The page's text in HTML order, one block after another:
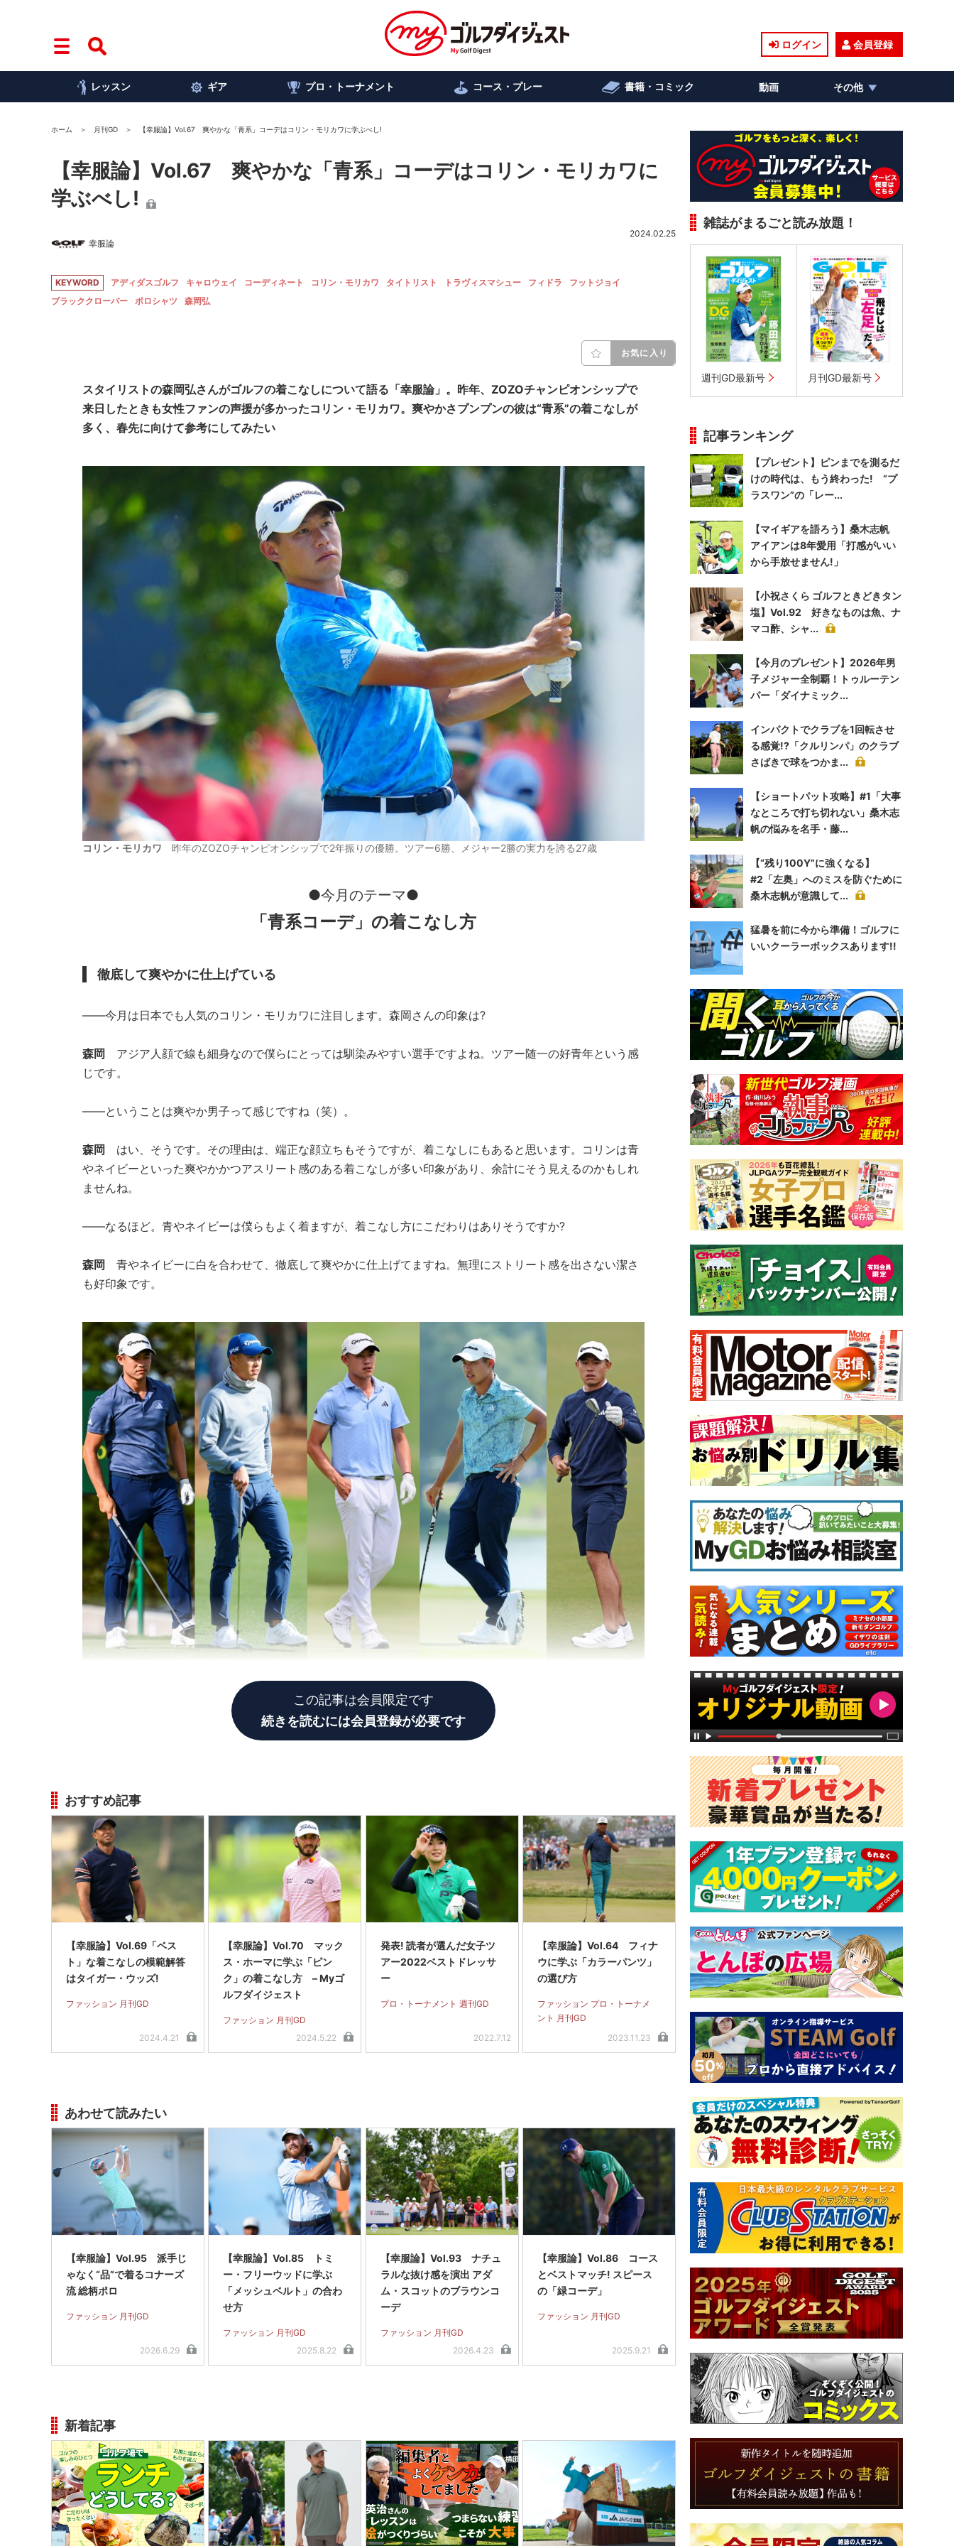
ログイン 会員登録
レッスン ギア プロ・トーナメント コース・プレー 書籍・コミック 動画 その他
ホーム 月刊GD 【幸服論】Vol.67 爽やかな「青系」コーデはコリン・モリカワに学ぶべし!
【幸服論】Vol.67 爽やかな「青系」コーデはコリン・モリカワに
学ぶべし!
幸服論
2024.02.25
KEYWORD アディダスゴルフ キャロウェイ コーディネート コリン・モリカワ タイトリスト トラヴィスマシュー フィドラ
フットジョイ
ブラッククローバー
ポロシャツ 森岡弘
お気に入り
スタイリストの森岡弘さんがゴルフの着こなしについて語る「幸服論」。昨年、ZOZOチャンピオンシップで
来日したときも女性ファンの声援が多かったコリン・モリカワ。爽やかさプンプンの彼は“青系”の着こなしが
多く、春先に向けて参考にしてみたい
コリン・モリカワ 昨年のZOZOチャンピオンシップで2年振りの優勝。ツアー6勝、メジャー2勝の実力を誇る27歳
●今月のテーマ●
「青系コーデ」の着こなし方
徹底して爽やかに仕上げている
――今月は日本でも人気のコリン・モリカワに注目します。森岡さんの印象は?
森岡 アジア人顔で線も細身なので僕らにとっては馴染みやすい選手ですよね。ツアー随一の好青年という感
じです。
――ということは爽やか男子って感じですね（笑）。
森岡 はい、そうです。その理由は、端正な顔立ちもそうですが、着こなしにもあると思います。コリンは青
やネイビーといった爽やかかつアスリート感のある着こなしが多い印象があり、余計にそう見えるのかもしれ
ませんね。
――なるほど。青やネイビーは僕らもよく着ますが、着こなし方にこだわりはありそうですか?
森岡 青やネイビーに白を合わせて、徹底して爽やかに仕上げてますね。無理にストリート感を出さない潔さ
も好印象です。
この記事は会員限定です
続きを読むには会員登録が必要です
おすすめ記事
【幸服論】Vol.69「ベス
ト」な着こなしの模範解答
はタイガー・ウッズ!
ファッション 月刊GD
2024.4.21
【幸服論】Vol.70 マック
ス・ホーマに学ぶ「ピン
ク」の着こなし方 – Myゴ
ルフダイジェスト
ファッション 月刊GD
2024.5.22
発表! 読者が選んだ女子ツ
アー2022ベストドレッサ
ー
プロ・トーナメント 週刊GD
2022.7.12
【幸服論】Vol.64 フィナ
ウに学ぶ「カラーパンツ」
の選び方
ファッション プロ・トーナメ
ント 月刊GD
2023.11.23
あわせて読みたい
【幸服論】Vol.95 派手じ
ゃなく“品”で着るコナーズ
流 総柄ポロ
ファッション 月刊GD
2026.6.29
【幸服論】Vol.85 トミ
ー・フリーウッドに学ぶ
「メッシュベルト」の合わ
せ方
ファッション 月刊GD
2025.8.22
【幸服論】Vol.93 ナチュ
ラルな抜け感を演出 アダ
ム・スコットのブラウンコ
ーデ
ファッション 月刊GD
2026.4.23
【幸服論】Vol.86 コース
とベストマッチ! スピース
の「緑コーデ」
ファッション 月刊GD
2025.9.21
新着記事
雑誌がまるごと読み放題！
週刊GD最新号 月刊GD最新号
記事ランキング
【プレゼント】ピンまでを測るだ
けの時代は、もう終わった! “プ
ラスワン”の「レー...
【マイギアを語ろう】桑木志帆
アイアンは8年愛用「打感がいい
から手放せません!」
【小祝さくら ゴルフときどきタン
塩】Vol.92 好きなものは魚、ナ
マコ酢、シャ...
【今月のプレゼント】2026年男
子メジャー全制覇！トゥルーテン
パー「ダイナミック...
インパクトでクラブを1回転させ
る感覚!?「クルリンパ」のクラブ
さばきで球をつかま...
【ショートパット攻略】#1「大事
なところで打ち切れない」桑木志
帆の悩みを名手・藤...
【“残り100Y”に強くなる】
#2「左奥」へのミスを防ぐために
桑木志帆が意識して...
猛暑を前に今から準備！ゴルフに
いいクーラーボックスあります!!